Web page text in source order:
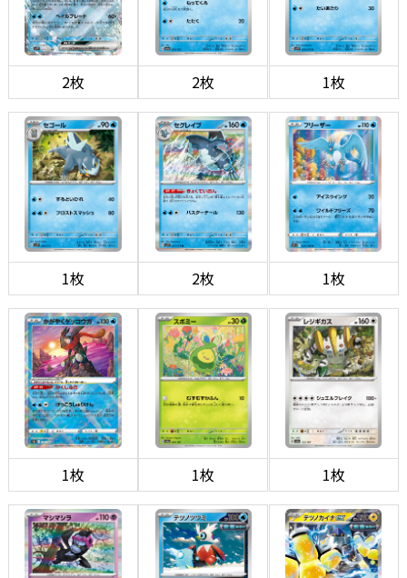
2枚 2枚 1枚
1枚 2枚 1枚
1枚 1枚 1枚